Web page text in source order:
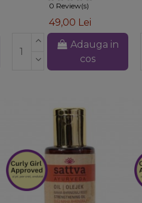
0 Review(s)
49,00 Lei
Adauga in
cos